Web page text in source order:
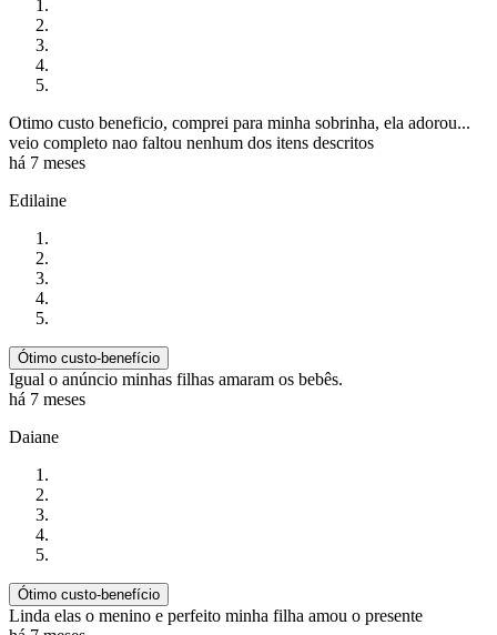
Otimo custo beneficio, comprei para minha sobrinha, ela adorou...
veio completo nao faltou nenhum dos itens descritos
há 7 meses
Edilaine
Ótimo custo-benefício
Igual o anúncio minhas filhas amaram os bebês.
há 7 meses
Daiane
Ótimo custo-benefício
Linda elas o menino e perfeito minha filha amou o presente